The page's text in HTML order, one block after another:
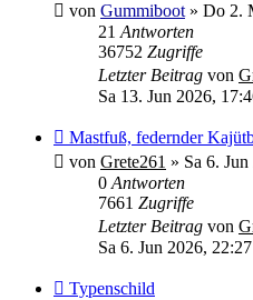
von Gummiboot » Do 2.
21 Antworten
36752 Zugriffe
Letzter Beitrag von
Sa 13. Jun 2026,
Mastfuß, federnder
von Grete261 » Sa 6.
0 Antworten
7661 Zugriffe
Letzter Beitrag von
Sa 6. Jun 2026, 22:27
Typenschild